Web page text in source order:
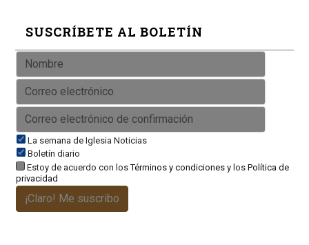
SUSCRÍBETE AL BOLETÍN
La semana de Iglesia Noticias
Boletín diario
Estoy de acuerdo con losTérminos y condicionesy los Política de
privacidad
¡Claro! Me suscribo